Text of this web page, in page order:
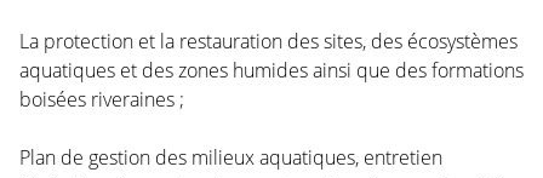
La protection et la restauration des sites, des écosystèmes
aquatiques et des zones humides ainsi que des formations
boisées riveraines ;
Plan de gestion des milieux aquatiques, entretien